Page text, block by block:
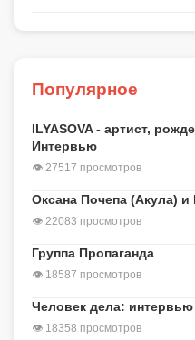
Популярное
ILYASOVA - артист,
Интервью
👁 27517 просмотров
Оксана Почепа (Акула)
👁 22083 просмотров
Группа Пропаганда
👁 18587 просмотров
Человек дела:
👁 18358 просмотров